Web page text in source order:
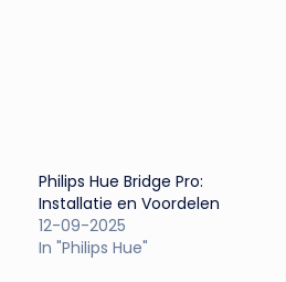
Philips Hue Bridge Pro:
Installatie en Voordelen
12-09-2025
In "Philips Hue"